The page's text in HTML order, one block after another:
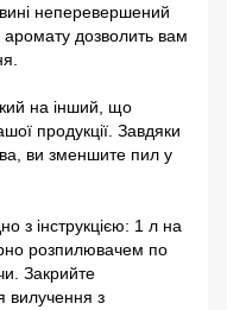
неперевершений
аромату дозволить вам
на інший, що
продукції. Завдяки
ви зменшите пил у
з інструкцією: 1 л на
розпилювачем по
Закрийте
вилучення з